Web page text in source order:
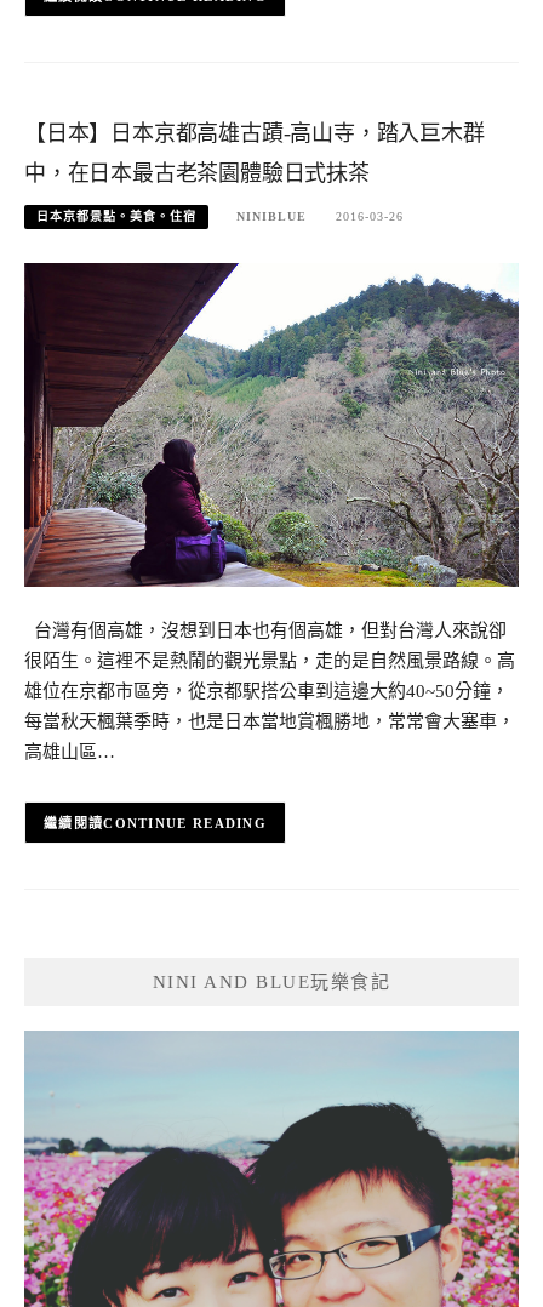
【日本】日本京都高雄古蹟-高山寺，踏入巨木群
中，在日本最古老茶園體驗日式抹茶
日本京都景點。美食。住宿 NINIBLUE 2016-03-26
台灣有個高雄，沒想到日本也有個高雄，但對台灣人來說卻
很陌生。這裡不是熱鬧的觀光景點，走的是自然風景路線。高
雄位在京都市區旁，從京都駅搭公車到這邊大約40~50分鐘，
每當秋天楓葉季時，也是日本當地賞楓勝地，常常會大塞車，
高雄山區…
CONTINUE READING
NINI AND BLUE玩樂食記